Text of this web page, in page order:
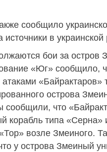
сообщило
в украинской
бои за остров
«Юг» сообщило,
«Байрактаров»
острова
что
корабль типа «Серна»
возле Змеиного.
у острова Змеиный